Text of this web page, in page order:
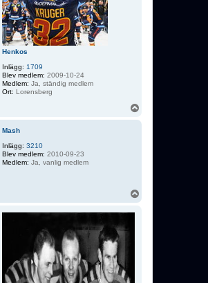
Henkos
Inlägg: 1709
Blev medlem: 2009-10-24
Medlem: Ja, ständig medlem
Ort: Lorensberg
Mash
Inlägg: 3210
Blev medlem: 2010-09-23
Medlem: Ja, vanlig medlem